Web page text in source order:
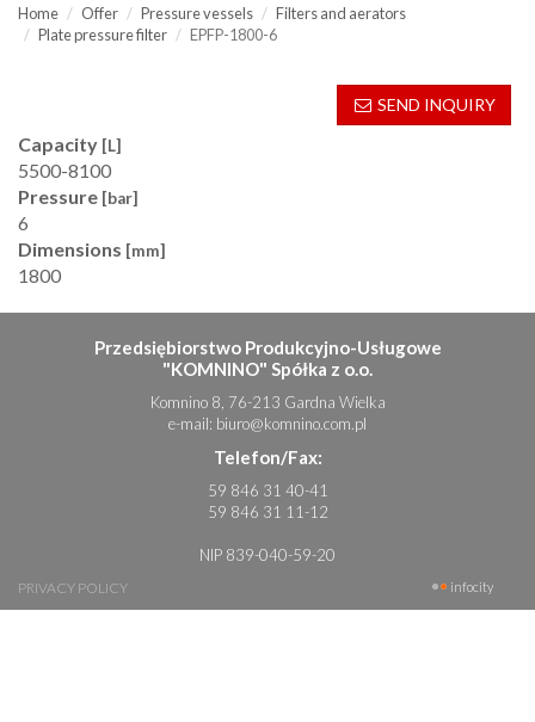
Home Offer Pressure vessels
Filters and aerators
Plate pressure filter
EPFP-1800-6
SEND INQUIRY
Capacity [L]
5500-8100
Pressure [bar]
6
Dimensions [mm]
1800
Przedsiębiorstwo Produkcyjno-Usługowe
"KOMNINO" Spółka z o.o.
Komnino 8, 76-213 Gardna Wielka
e-mail: biuro@komnino.com.pl
Telefon/Fax:
59 846 31 40-41
59 846 31 11-12
NIP 839-040-59-20
PRIVACY POLICY infocity